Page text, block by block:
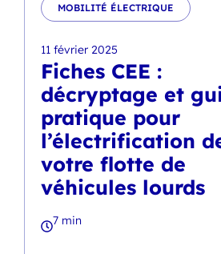
MOBILITÉ ÉLECTRIQUE
11 février 2025
Fiches CEE :
décryptage et
pratique pour
l’électrification
votre flotte de
véhicules lourds
7 min